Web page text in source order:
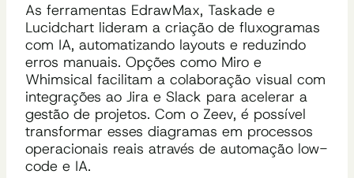
As ferramentas EdrawMax, Taskade e
Lucidchart lideram a criação de fluxogramas
com IA, automatizando layouts e reduzindo
erros manuais. Opções como Miro e
Whimsical facilitam a colaboração visual com
integrações ao Jira e Slack para acelerar a
gestão de projetos. Com o Zeev, é possível
transformar esses diagramas em processos
operacionais reais através de automação low-
code e IA.